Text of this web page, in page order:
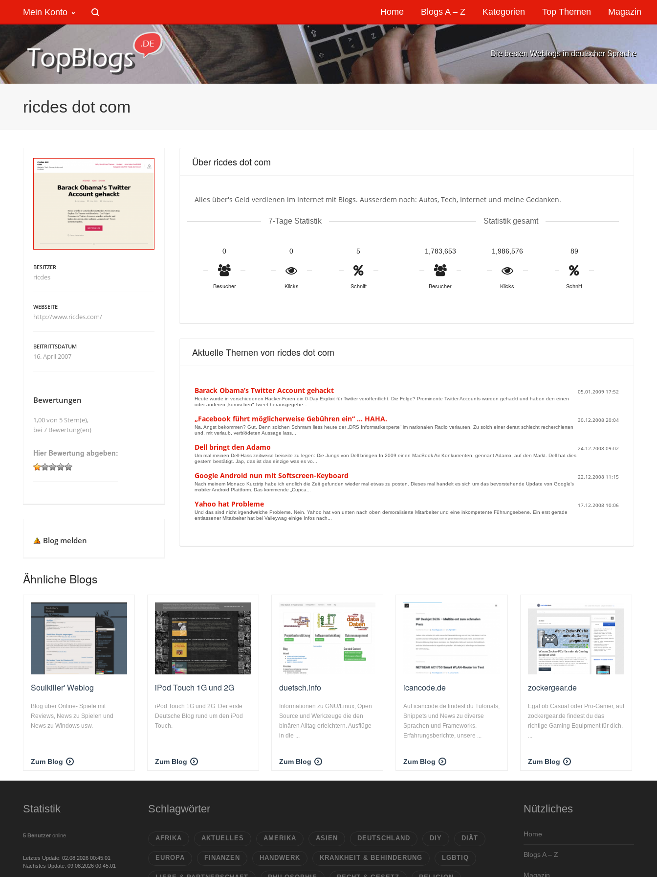
Home Blogs A – Z Kategorien Top Themen Magazin
Mein Konto
Die besten Weblogs in deutscher Sprache
ricdes dot com
Über ricdes dot com
Alles über's Geld verdienen im Internet mit Blogs. Ausserdem noch: Autos, Tech, Internet und meine Gedanken.
7-Tage Statistik
0
Besucher
0
Klicks
5
Schnitt
Statistik gesamt
1,783,653
Besucher
1,986,576
Klicks
89
Schnitt
Aktuelle Themen von ricdes dot com
Barack Obama’s Twitter Account gehackt 05.01.2009 17:52
Heute wurde in verschiedenen Hacker-Foren ein 0-Day Exploit für Twitter veröffentlicht. Die Folge? Prominente Twitter Accounts wurden gehackt und haben den einen
oder anderen „komischen“ Tweet herausgegebe...
„Facebook führt möglicherweise Gebühren ein“ … HAHA. 30.12.2008 20:04
Na, Angst bekommen? Gut. Denn solchen Schmarn liess heute der „DRS Informatikexperte“ im nationalen Radio verlauten. Zu solch einer derart schlecht recherchierten
und, mit verlaub, verblödeten Aussage lass...
Dell bringt den Adamo 24.12.2008 09:02
Um mal meinen Dell-Hass zeitweise beiseite zu legen: Die Jungs von Dell bringen In 2009 einen MacBook Air Konkurrenten, gennant Adamo, auf den Markt. Dell hat dies
gestern bestätigt. Jap, das ist das einzige was es vo...
Google Android nun mit Softscreen-Keyboard 22.12.2008 11:15
Nach meinem Monaco Kurztrip habe ich endlich die Zeit gefunden wieder mal etwas zu posten. Dieses mal handelt es sich um das bevorstehende Update von Google’s
mobiler Android Plattform. Das kommende „Cupca...
Yahoo hat Probleme 17.12.2008 10:06
Und das sind nicht irgendwelche Probleme. Nein. Yahoo hat von unten nach oben demoralisierte Mitarbeiter und eine inkompetente Führungsebene. Ein erst gerade
entlassener Mitarbeiter hat bei Valleywag einige Infos nach...
BESITZER
ricdes
WEBSEITE
http://www.ricdes.com/
BEITRITTSDATUM
16. April 2007
Bewertungen
1,00 von 5 Stern(e),
bei 7 Bewertung(en)
Hier Bewertung abgeben:
Blog melden
Ähnliche Blogs
Soulkiller' Weblog
Blog über Online- Spiele mit
Reviews, News zu Spielen und
News zu Windows usw.
Zum Blog
iPod Touch 1G und 2G
iPod Touch 1G und 2G. Der erste
Deutsche Blog rund um den iPod
Touch.
Zum Blog
duetsch.info
Informationen zu GNU/Linux, Open
Source und Werkzeuge die den
binären Alltag erleichtern. Ausflüge
in die ...
Zum Blog
icancode.de
Auf icancode.de findest du Tutorials,
Snippets und News zu diverse
Sprachen und Frameworks.
Erfahrungsberichte, unsere ...
Zum Blog
zockergear.de
Egal ob Casual oder Pro-Gamer, auf
zockergear.de findest du das
richtige Gaming Equipment für dich.
...
Zum Blog
Statistik
5 Benutzer online
Letztes Update: 02.08.2026 00:45:01
Nächstes Update: 09.08.2026 00:45:01
Schlagwörter
AFRIKA AKTUELLES AMERIKA ASIEN DEUTSCHLAND DIY DIÄT
EUROPA FINANZEN HANDWERK KRANKHEIT & BEHINDERUNG LGBTIQ
Nützliches
Home
Blogs A – Z
Magazin